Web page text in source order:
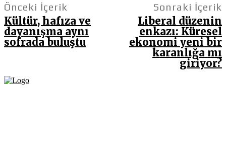
Önceki İçerik
Kültür, hafıza ve
dayanışma aynı
sofrada buluştu
Sonraki İçerik
Liberal düzenin
enkazı: Küresel
ekonomi yeni bir
karanlığa mı
giriyor?